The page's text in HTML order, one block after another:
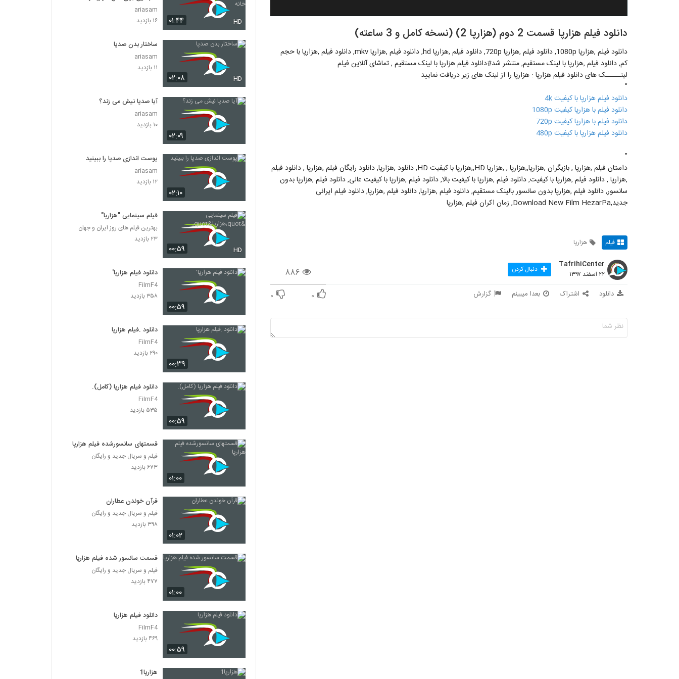
دانلود فیلم هزارپا قسمت 2 دوم (هزارپا 2) (نسخه کامل و 3 ساعته)
دانلود فیلم ,هزارپا 1080p, دانلود فیلم ,هزارپا 720p, دانلود فیلم ,هزارپا hd, دانلود فیلم ,هزارپا mkv, دانلود فیلم ,هزارپا با حجم
کم, دانلود فیلم ,هزارپا با لینک مستقیم, منتشر شد#دانلود فیلم هزارپا با لینک مستقیم , تماشای آنلاین فیلم
لینـــــک های دانلود فیلم هزارپا : هزارپا را از لینک های زیر دریافت نمایید
"
دانلود فیلم هزارپا با کیفیت 4k
دانلود فیلم با هزارپا کیفیت 1080p
دانلود فیلم با هزارپا کیفیت 720p
دانلود فیلم هزارپا با کیفیت 480p
"
داستان فیلم ,هزارپا , بازیگران ,هزارپا,,هزارپا , ,هزارپا HD,,هزارپا با کیفیت HD, دانلود ,هزارپا, دانلود رایگان فیلم ,هزارپا , دانلود فیلم
,هزارپا , دانلود فیلم ,هزارپا با کیفیت, دانلود فیلم ,هزارپا با کیفیت بالا, دانلود فیلم ,هزارپا با کیفیت عالی, دانلود فیلم ,هزارپا بدون
سانسور, دانلود فیلم ,هزارپا بدون سانسور بالینک مستقیم, دانلود فیلم ,هزارپا, دانلود فیلم ,هزارپا, دانلود فیلم ایرانی
جدید,Download New Film HezarPa, زمان اکران فیلم ,هزارپا
فیلم هزارپا
۸۸۶
TafrihiCenter
۲۲ اسفند ۱۳۹۷ دنبال کردن
دانلود اشتراک بعدا میبینم گزارش ۰ ۰
۰۱:۴۴ HD
ariasam
۱۶ بازدید
۰۲:۰۸ HD
ساختار بدن صدپا
ariasam
۱۱ بازدید
۰۲:۰۹
آیا صدپا نیش می زند؟
ariasam
۱۰ بازدید
۰۲:۱۰
پوست اندازی صدپا را ببینید
ariasam
۱۲ بازدید
۰۰:۵۹ HD
فیلم سینمایی "هزارپا"
بهترین فیلم های روز ایران و جهان
۲۳ بازدید
۰۰:۵۹
دانلود فیلم هزارپا'
FilmF4
۳۵۸ بازدید
۰۰:۳۹
دانلود .فیلم هزارپا
FilmF4
۲۹۰ بازدید
۰۰:۵۹
دانلود فیلم هزارپا (کامل).
FilmF4
۵۳۵ بازدید
۰۱:۰۰
قسمتهای سانسورشده فیلم هزارپا
فیلم و سریال جدید و رایگان
۶۷۳ بازدید
۰۱:۰۲
قرآن خوندن عطاران
فیلم و سریال جدید و رایگان
۳۹۸ بازدید
۰۱:۰۰
قسمت سانسور شده فیلم هزارپا
فیلم و سریال جدید و رایگان
۴۷۷ بازدید
۰۰:۵۹
دانلود فیلم هزارپا
FilmF4
۴۶۹ بازدید
هزارپا1